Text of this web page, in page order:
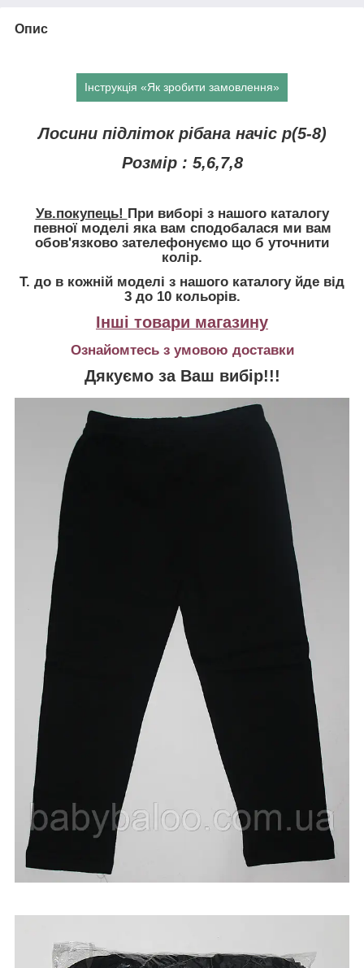
Опис
Інструкція «Як зробити замовлення»
Лосини підліток рібана начіс р(5-8)
Розмір : 5,6,7,8
Ув.покупець! При виборі з нашого каталогу
певної моделі яка вам сподобалася ми вам
обов'язково зателефонуємо що б уточнити
колір.
Т. до в кожній моделі з нашого каталогу йде від
3 до 10 кольорів.
Інші товари магазину
Ознайомтесь з умовою доставки
Дякуємо за Ваш вибір!!!